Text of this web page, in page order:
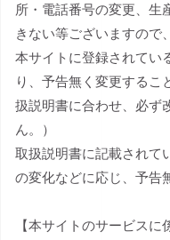
所・電話番号の変更、生
きない等ございますので
本サイトに登録されてい
り、予告無く変更するこ
扱説明書に合わせ、必ず
ん。）
取扱説明書に記載されて
の変化などに応じ、予告
【本サイトのサービスに